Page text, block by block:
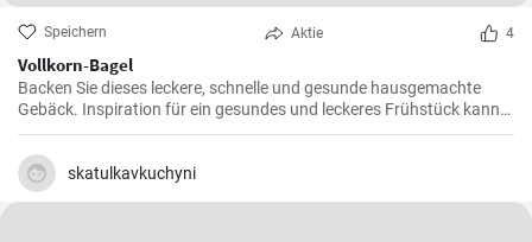
Speichern Aktie 4
Vollkorn-Bagel
Backen Sie dieses leckere, schnelle und gesunde hausgemachte
Gebäck. Inspiration für ein gesundes und leckeres Frühstück kann
man nie genug haben.
skatulkavkuchyni